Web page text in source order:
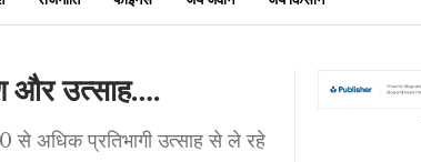
और उत्साह….
से अधिक प्रतिभागी उत्साह से ले रहे